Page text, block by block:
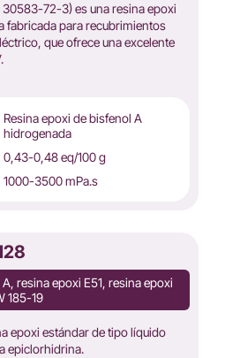
30583-72-3) es una resina epoxi
fabricada para recubrimientos
que ofrece una excelente
Resina epoxi de bisfenol A
hidrogenada
0,43-0,48 eq/100 g
1000-3500 mPa.s
resina epoxi E51, resina epoxi
185-19
epoxi estándar de tipo líquido
epiclorhidrina.